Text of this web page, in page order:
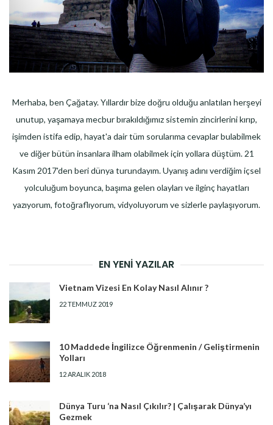
Merhaba, ben Çağatay. Yıllardır bize doğru olduğu anlatılan herşeyi
unutup, yaşamaya mecbur bırakıldığımız sistemin zincirlerini kırıp,
işimden istifa edip, hayat'a dair tüm sorularıma cevaplar bulabilmek
ve diğer bütün insanlara ilham olabilmek için yollara düştüm. 21
Kasım 2017'den beri dünya turundayım. Uyanış adını verdiğim içsel
yolculuğum boyunca, başıma gelen olayları ve ilginç hayatları
yazıyorum, fotoğraflıyorum, vidyoluyorum ve sizlerle paylaşıyorum.
EN YENI YAZILAR
Vietnam Vizesi En Kolay Nasıl Alınır ?
22 TEMMUZ 2019
10 Maddede İngilizce Öğrenmenin / Geliştirmenin
Yolları
12 ARALIK 2018
Dünya Turu ‘na Nasıl Çıkılır? | Çalışarak Dünya’yı
Gezmek